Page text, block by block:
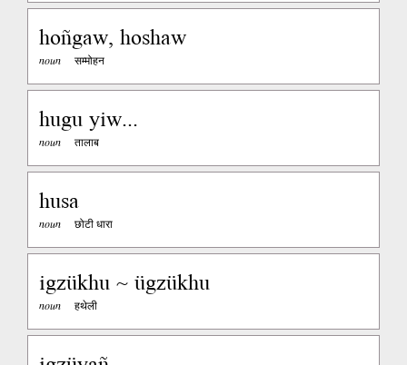
hoñgaw, hoshaw
noun सम्मोहन
hugu yiw...
noun तालाब
husa
noun छोटी धारा
igzükhu ~ ügzükhu
noun हथेली